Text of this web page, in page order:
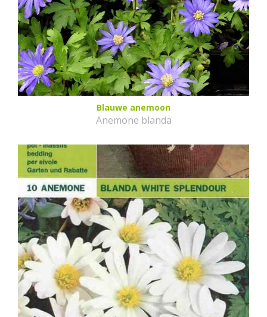
Blauwe anemoon
Anemone blanda